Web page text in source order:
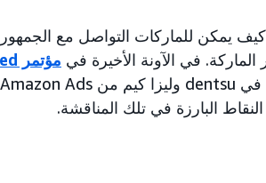
الماركة. في الآونة الأخيرة في مؤتمر Unboxed لعام 2023
البارزة في تلك المناقشة.